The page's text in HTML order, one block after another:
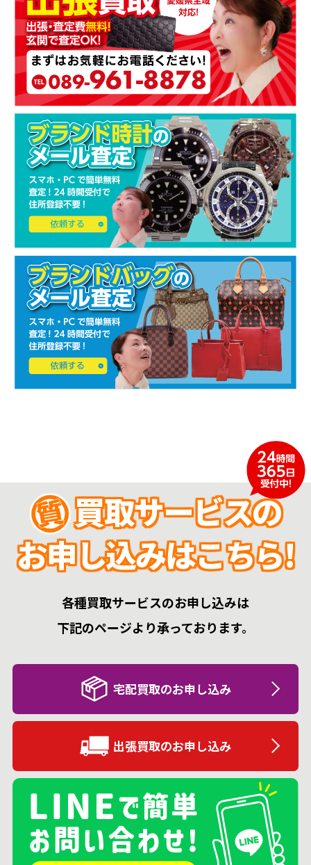
買取サービスの
お申し込みはこちら!
各種買取サービスのお申し込みは
下記のページより承っております。
宅配買取のお申し込み
出張買取のお申し込み